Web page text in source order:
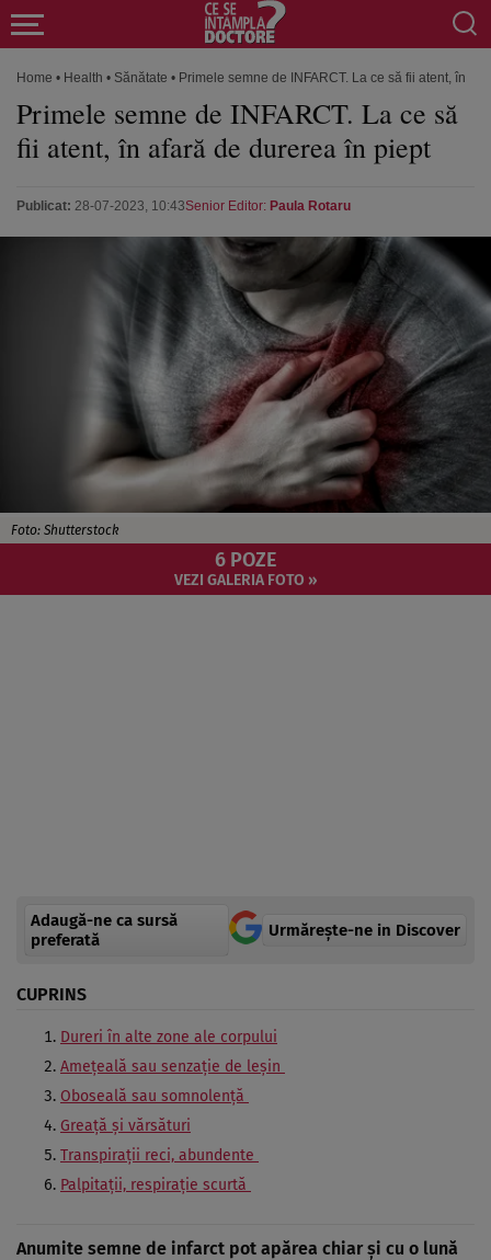
Home • Health • Sănătate • Primele semne de INFARCT. La ce să fii atent, în
Primele semne de INFARCT. La ce să
fii atent, în afară de durerea în piept
Publicat: 28-07-2023, 10:43Senior Editor: Paula Rotaru
Foto: Shutterstock
6 POZE
VEZI GALERIA FOTO »
Adaugă-ne ca sursă
preferată
Urmărește-ne in Discover
CUPRINS
Dureri în alte zone ale corpului
Amețeală sau senzație de leșin
Oboseală sau somnolență
Greață și vărsături
Transpirații reci, abundente
Palpitații, respirație scurtă
Anumite semne de infarct pot apărea chiar și cu o lună